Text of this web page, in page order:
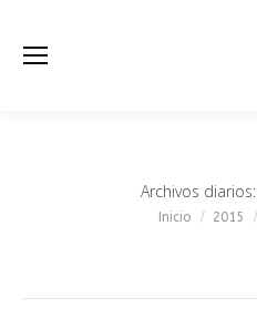
Archivos diarios:
Estás aquí:
Inicio 2015